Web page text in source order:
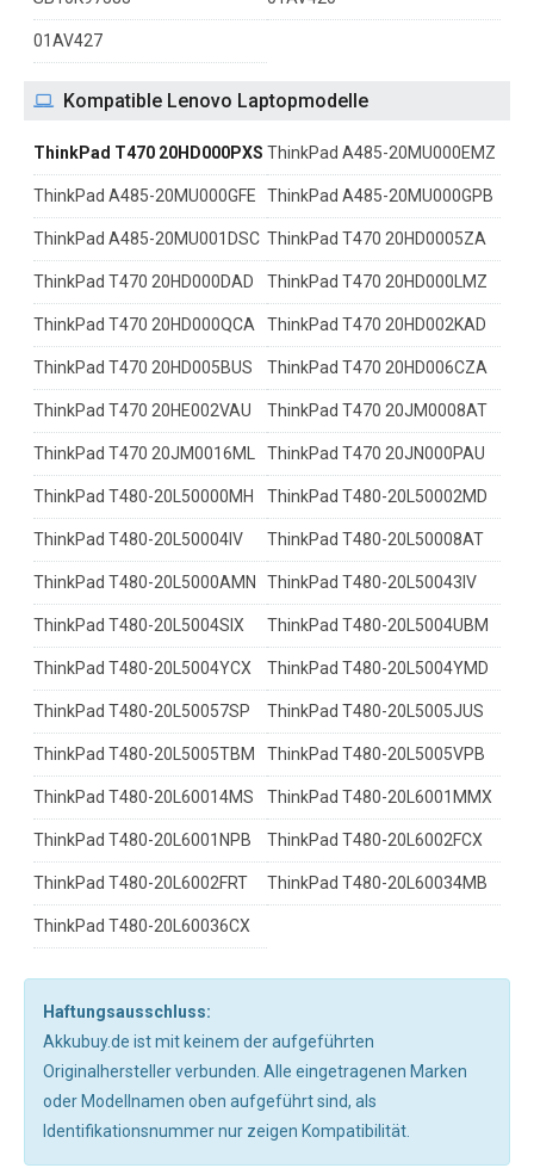
01AV427
Kompatible Lenovo Laptopmodelle
ThinkPad T470 20HD000PXS ThinkPad A485-20MU000EMZ
ThinkPad A485-20MU000GFE ThinkPad A485-20MU000GPB
ThinkPad A485-20MU001DSC ThinkPad T470 20HD0005ZA
ThinkPad T470 20HD000DAD ThinkPad T470 20HD000LMZ
ThinkPad T470 20HD000QCA ThinkPad T470 20HD002KAD
ThinkPad T470 20HD005BUS ThinkPad T470 20HD006CZA
ThinkPad T470 20HE002VAU ThinkPad T470 20JM0008AT
ThinkPad T470 20JM0016ML ThinkPad T470 20JN000PAU
ThinkPad T480-20L50000MH ThinkPad T480-20L50002MD
ThinkPad T480-20L50004IV ThinkPad T480-20L50008AT
ThinkPad T480-20L5000AMN ThinkPad T480-20L50043IV
ThinkPad T480-20L5004SIX ThinkPad T480-20L5004UBM
ThinkPad T480-20L5004YCX ThinkPad T480-20L5004YMD
ThinkPad T480-20L50057SP ThinkPad T480-20L5005JUS
ThinkPad T480-20L5005TBM ThinkPad T480-20L5005VPB
ThinkPad T480-20L60014MS ThinkPad T480-20L6001MMX
ThinkPad T480-20L6001NPB ThinkPad T480-20L6002FCX
ThinkPad T480-20L6002FRT ThinkPad T480-20L60034MB
ThinkPad T480-20L60036CX
Haftungsausschluss:
Akkubuy.de ist mit keinem der aufgeführten
Originalhersteller verbunden. Alle eingetragenen Marken
oder Modellnamen oben aufgeführt sind, als
Identifikationsnummer nur zeigen Kompatibilität.